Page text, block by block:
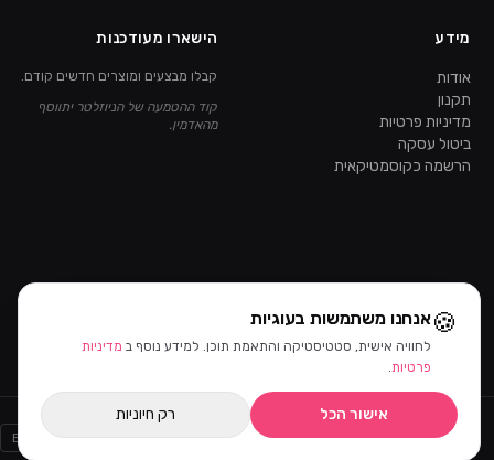
מידע
אודות
תקנון
מדיניות פרטיות
ביטול עסקה
הרשמה כקוסמטיקאית
הישארו מעודכנות
קבלו מבצעים ומוצרים חדשים קודם.
קוד ההטמעה של הניוזלטר יתווסף
מהאדמין.
VISA
MASTERCARD
AMEX
PayPal
Bit
🍪אנחנו משתמשות בעוגיות
לחוויה אישית, סטטיסטיקה והתאמת תוכן. למידע נוסף ב מדיניות
פרטיות.
אישור הכל רק חיוניות